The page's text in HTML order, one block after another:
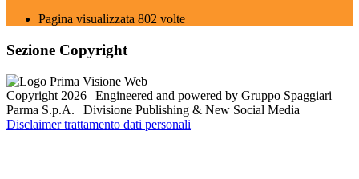
Pagina visualizzata 802 volte
Sezione Copyright
Copyright 2026 | Engineered and powered by Gruppo Spaggiari
Parma S.p.A. | Divisione Publishing & New Social Media
Disclaimer trattamento dati personali